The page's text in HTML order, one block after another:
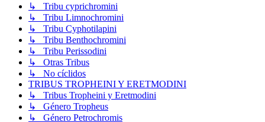
↳ Tribu cyprichromini
↳ Tribu Limnochromini
↳ Tribu Cyphotilapini
↳ Tribu Benthochromini
↳ Tribu Perissodini
↳ Otras Tribus
↳ No cíclidos
TRIBUS TROPHEINI Y ERETMODINI
↳ Tribus Tropheini y Eretmodini
↳ Género Tropheus
↳ Género Petrochromis